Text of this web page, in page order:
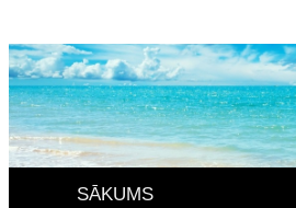
SĀKUMS